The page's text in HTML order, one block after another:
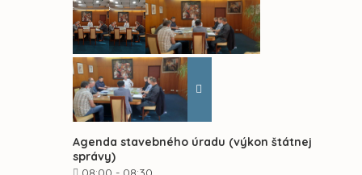
Agenda stavebného úradu (výkon štátnej
správy)